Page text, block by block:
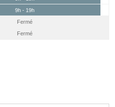
9h - 19h
Fermé
Fermé